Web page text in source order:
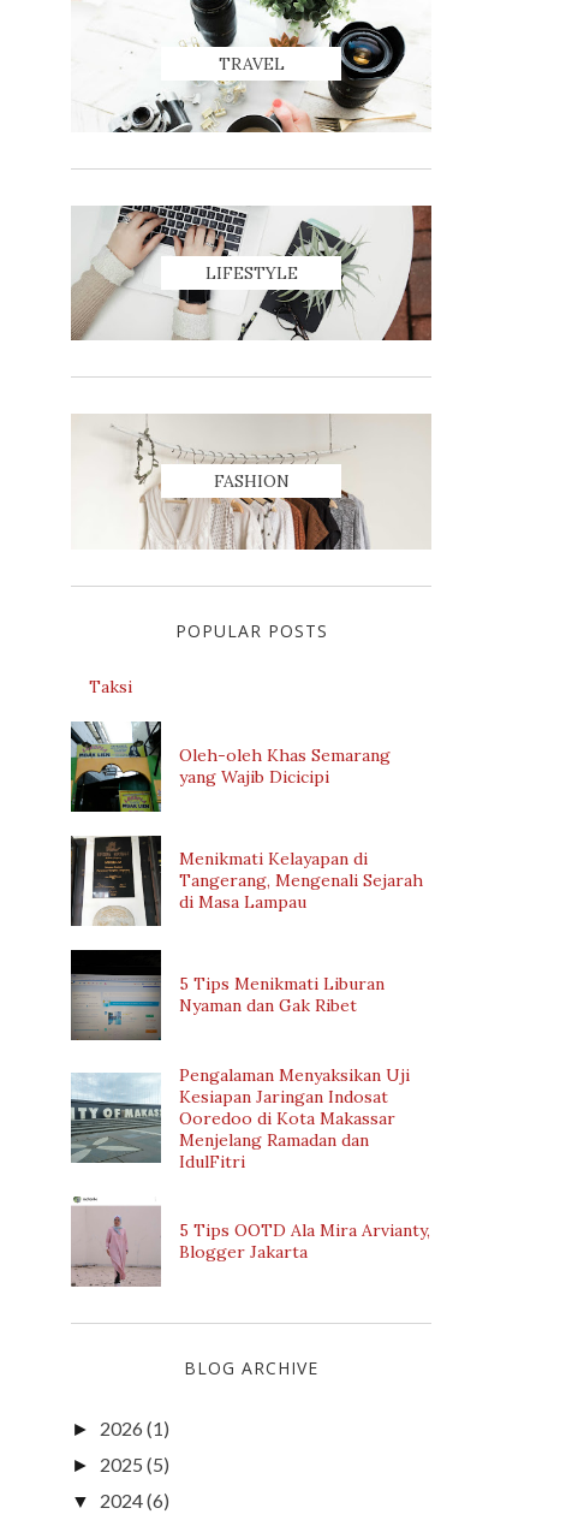
TRAVEL
LIFESTYLE
FASHION
POPULAR POSTS
Taksi
Oleh-oleh Khas Semarang
yang Wajib Dicicipi
Menikmati Kelayapan di
Tangerang, Mengenali Sejarah
di Masa Lampau
5 Tips Menikmati Liburan
Nyaman dan Gak Ribet
Pengalaman Menyaksikan Uji
Kesiapan Jaringan Indosat
Ooredoo di Kota Makassar
Menjelang Ramadan dan
IdulFitri
5 Tips OOTD Ala Mira Arvianty,
Blogger Jakarta
BLOG ARCHIVE
► 2026 (1)
► 2025 (5)
▼ 2024(6)